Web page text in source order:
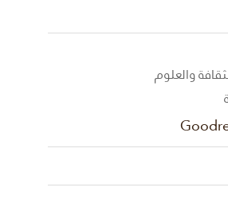
والعلوم